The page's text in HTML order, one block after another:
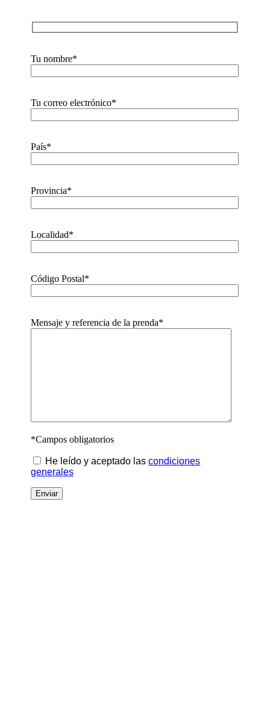
Tu nombre*
Tu correo electrónico*
País*
Provincia*
Localidad*
Código Postal*
Mensaje y referencia de la prenda*
*Campos obligatorios
He leído y aceptado lascondiciones
generales